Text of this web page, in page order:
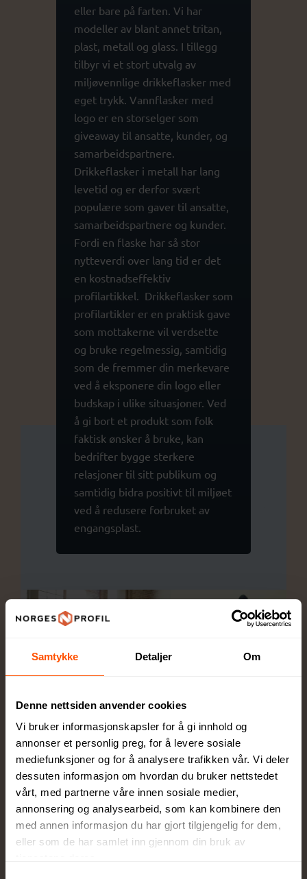
Samtykke Detaljer Om
Denne nettsiden anvender cookies
Vi bruker informasjonskapsler for å gi innhold og
annonser et personlig preg, for å levere sosiale
mediefunksjoner og for å analysere trafikken vår. Vi deler
dessuten informasjon om hvordan du bruker nettstedet
vårt, med partnerne våre innen sosiale medier,
annonsering og analysearbeid, som kan kombinere den
med annen informasjon du har gjort tilgjengelig for dem,
eller som de har samlet inn gjennom din bruk av
eller bare på farten. Vi har
modeller av blant annet tritan,
plast, metall og glass. I tillegg
tilbyr vi et stort utvalg av
miljøvennlige drikkeflasker med
eget trykk. Vannflasker med
logo er en storselger som
giveaway til ansatte, kunder, og
samarbeidspartnere.
Drikkeflasker i metall har lang
levetid og er derfor svært
populære som gaver til ansatte,
samarbeidspartnere og kunder.
Fordi en flaske har så stor
nytteverdi over lang tid er det
en kostnadseffektiv
profilartikkel. Drikkeflasker som
profilartikler er en praktisk gave
som mottakerne vil verdsette
og bruke regelmessig, samtidig
som de fremmer din merkevare
ved å eksponere din logo eller
budskap i ulike situasjoner. Ved
å gi bort et produkt som folk
faktisk ønsker å bruke, kan
bedrifter bygge sterkere
relasjoner til sitt publikum og
samtidig bidra positivt til miljøet
ved å redusere forbruket av
engangsplast.
Hva slags type flaske skal jeg
velge
Leter du etter en rimelig flaske som
giveaway eller en aluminiumsflaske av
topp kvalitet som skal reflektere din
bedrift og merkevare? Skal det være en